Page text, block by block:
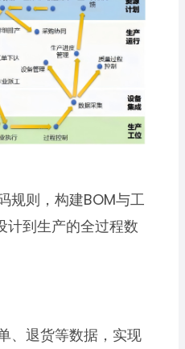
规则，构建BOM与工
计到生产的全过程数
、退货等数据，实现